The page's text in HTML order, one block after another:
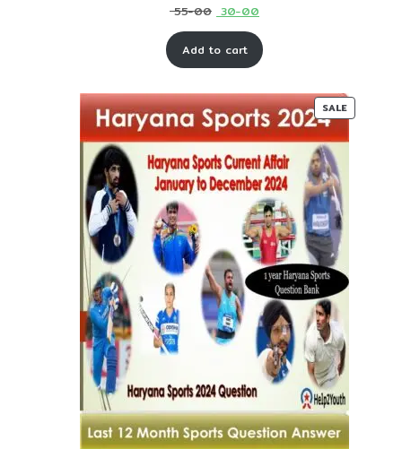
55-00 Original
price
was:
00.
30-00Current
price
is:
00.
Add to cart
SALE